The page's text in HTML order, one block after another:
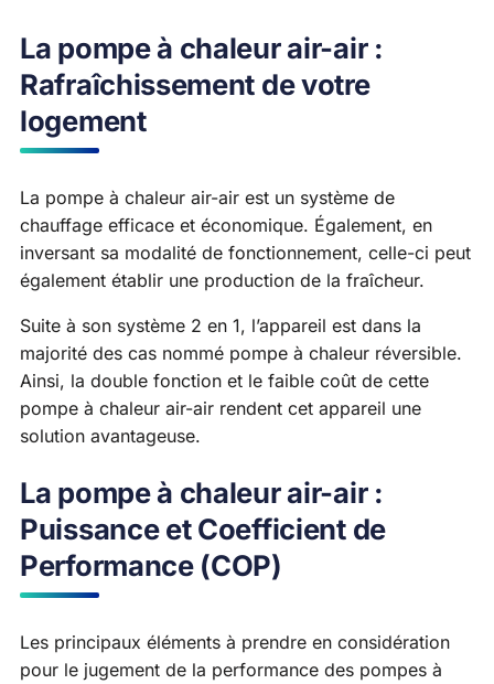
La pompe à chaleur air-air :
Rafraîchissement de votre
logement
La pompe à chaleur air-air est un système de
chauffage efficace et économique. Également, en
inversant sa modalité de fonctionnement, celle-ci peut
également établir une production de la fraîcheur.
Suite à son système 2 en 1, l’appareil est dans la
majorité des cas nommé pompe à chaleur réversible.
Ainsi, la double fonction et le faible coût de cette
pompe à chaleur air-air rendent cet appareil une
solution avantageuse.
La pompe à chaleur air-air :
Puissance et Coefficient de
Performance (COP)
Les principaux éléments à prendre en considération
pour le jugement de la performance des pompes à